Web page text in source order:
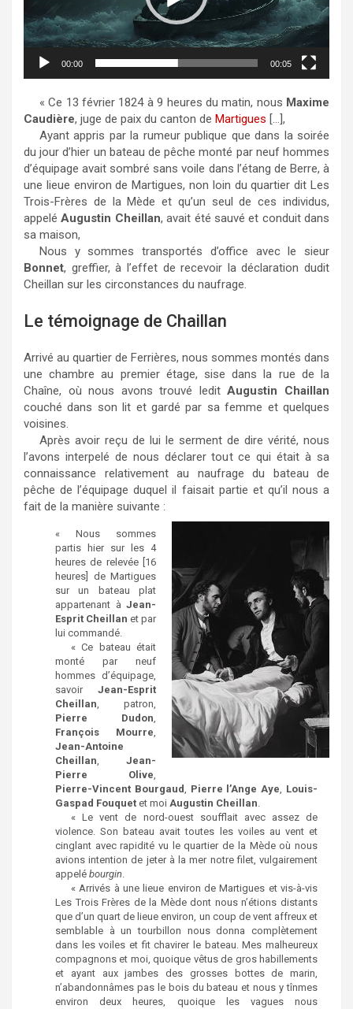
o
k
r
00:00 00:05
« Ce 13 février 1824 à 9 heures du matin, nous Maxime
Caudière, juge de paix du canton de Martigues […],
Ayant appris par la rumeur publique que dans la soirée
du jour d’hier un bateau de pêche monté par neuf hommes
d’équipage avait sombré sans voile dans l’étang de Berre, à
une lieue environ de Martigues, non loin du quartier dit Les
Trois-Frères de la Mède et qu’un seul de ces individus,
appeléAugustin Cheillan, avait été sauvé et conduit dans
sa maison,
Nous y sommes transportés d’office avec le sieur
Bonnet, greffier, à l’effet de recevoir la déclaration dudit
Cheillan sur les circonstances du naufrage.
Le témoignage de Chaillan
Arrivé au quartier de Ferrières, nous sommes montés dans
une chambre au premier étage, sise dans la rue de la
Chaîne, où nous avons trouvé leditAugustin Chaillan
couché dans son lit et gardé par sa femme et quelques
voisines.
Après avoir reçu de lui le serment de dire vérité, nous
l’avons interpelé de nous déclarer tout ce qui était à sa
connaissance relativement au naufrage du bateau de
pêche de l’équipage duquel il faisait partie et qu’il nous a
fait de la manière suivante :
« Nous sommes
partis hier sur les 4
heures de relevée [16
heures] de Martigues
sur un bateau plat
appartenant à Jean-
Esprit Cheillan et par
lui commandé.
« Ce bateau était
monté par neuf
hommes d’équipage,
savoir Jean-Esprit
Cheillan, patron,
Pierre Dudon,
François Mourre,
Jean-Antoine
Cheillan, Jean-
Pierre Olive,
Pierre-Vincent Bourgaud, Pierre l’Ange Aye, Louis-
Gaspad Fouquet et moi Augustin Cheillan.
« Le vent de nord-ouest soufflait avec assez de
violence. Son bateau avait toutes les voiles au vent et
cinglant avec rapidité vu le quartier de la Mède où nous
avions intention de jeter à la mer notre filet, vulgairement
appelé bourgin.
« Arrivés à une lieue environ de Martigues et vis-à-vis
Les Trois Frères de la Mède dont nous n’étions distants
que d’un quart de lieue environ, un coup de vent affreux et
semblable à un tourbillon nous donna complètement
dans les voiles et fit chavirer le bateau. Mes malheureux
compagnons et moi, quoique vêtus de gros habillements
et ayant aux jambes des grosses bottes de marin,
n’abandonnâmes pas le bois du bateau et nous y tînmes
environ deux heures, quoique les vagues nous